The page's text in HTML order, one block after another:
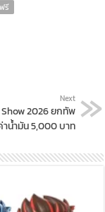
รี
Next
2026 ยกทัพ
น้ำมัน 5,000 บาท